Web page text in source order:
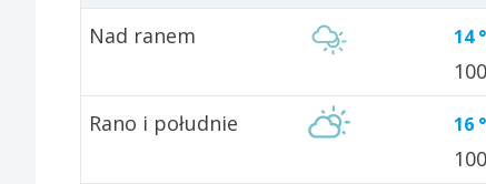
Nad ranem 14
Rano i południe 16